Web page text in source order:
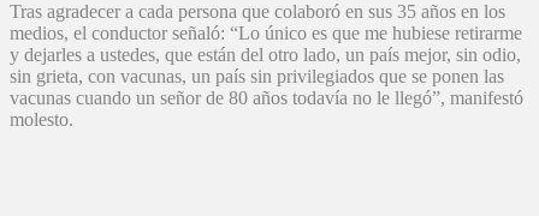
Tras agradecer a cada persona que colaboró en sus 35 años en los
medios, el conductor señaló: “Lo único es que me hubiese retirarme
y dejarles a ustedes, que están del otro lado, un país mejor, sin odio,
sin grieta, con vacunas, un país sin privilegiados que se ponen las
vacunas cuando un señor de 80 años todavía no le llegó”, manifestó
molesto.